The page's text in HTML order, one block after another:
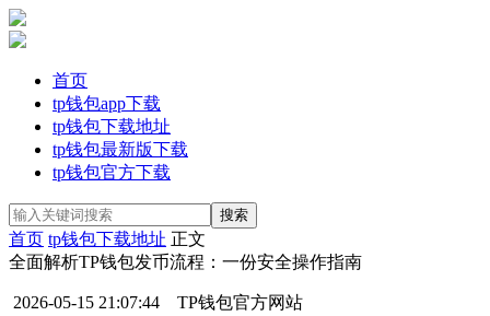
首页
tp钱包app下载
tp钱包下载地址
tp钱包最新版下载
tp钱包官方下载
首页 tp钱包下载地址 正文
全面解析TP钱包发币流程：一份安全操作指南
2026-05-15 21:07:44 TP钱包官方网站